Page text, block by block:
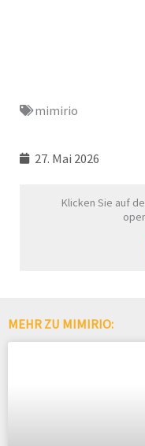
mimirio
27. Mai 2026
Klicken Sie auf
MEHR ZU MIMIRIO: